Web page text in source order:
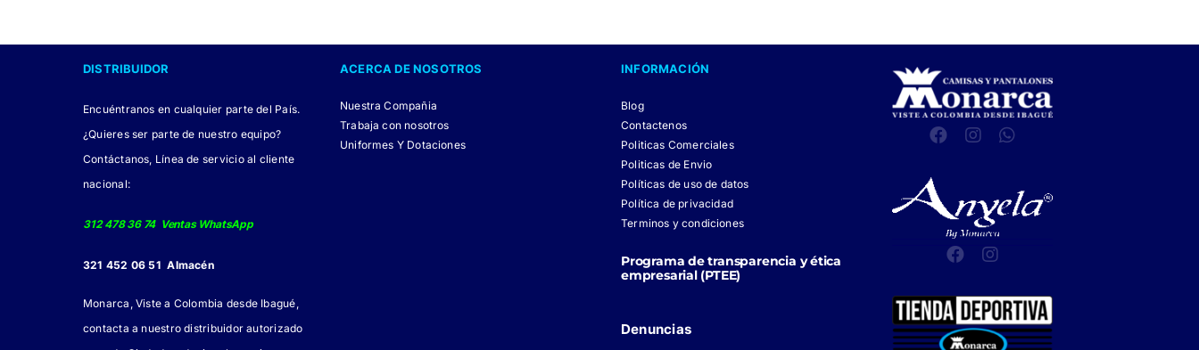
DISTRIBUIDOR
Encuéntranos en cualquier parte del País.
¿Quieres ser parte de nuestro equipo?
Contáctanos, Línea de servicio al cliente
nacional:
312 478 36 74 Ventas WhatsApp
321 452 06 51 Almacén
Monarca, Viste a Colombia desde Ibagué,
contacta a nuestro distribuidor autorizado
ACERCA DE NOSOTROS
Nuestra Compañia
Trabaja con nosotros
Uniformes Y Dotaciones
INFORMACIÓN
Blog
Contactenos
Politicas Comerciales
Politicas de Envio
Políticas de uso de datos
Política de privacidad
Terminos y condiciones
Programa de transparencia y ética
empresarial (PTEE)
Denuncias